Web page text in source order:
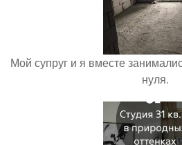
Мой супруг и я вместе
нуля.